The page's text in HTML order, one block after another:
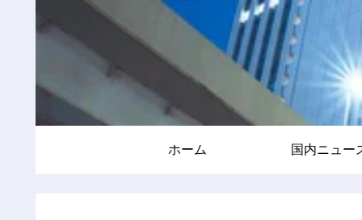
ホーム 国内ニュー